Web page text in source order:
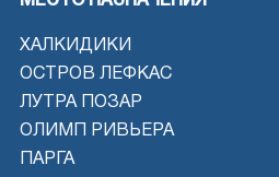
ХАЛКИДИКИ
ОСТРОВ ЛЕФКАС
ЛУТРА ПОЗАР
ОЛИМП РИВЬЕРА
ПАРГА